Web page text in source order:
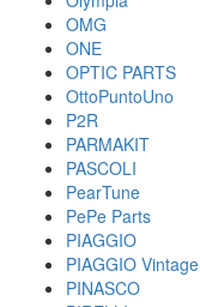
OMG
ONE
OPTIC PARTS
OttoPuntoUno
P2R
PARMAKIT
PASCOLI
PearTune
PePe Parts
PIAGGIO
PIAGGIO Vintage
PINASCO